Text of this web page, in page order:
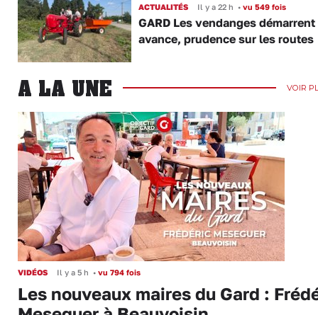
ACTUALITÉS Il y a 22 h •vu 549 fois
GARD Les vendanges démarrent
avance, prudence sur les routes
A LA UNE VOIR
VIDÉOS Il y a 5 h • vu 794 fois
Les nouveaux maires du Gard :